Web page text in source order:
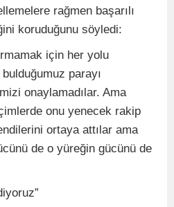
rağmen başarılı
koruduğunu söyledi:
için her yolu
parayı
onaylamadılar. Ama
onu yenecek rakip
ortaya attılar ama
de o yüreğin gücünü de